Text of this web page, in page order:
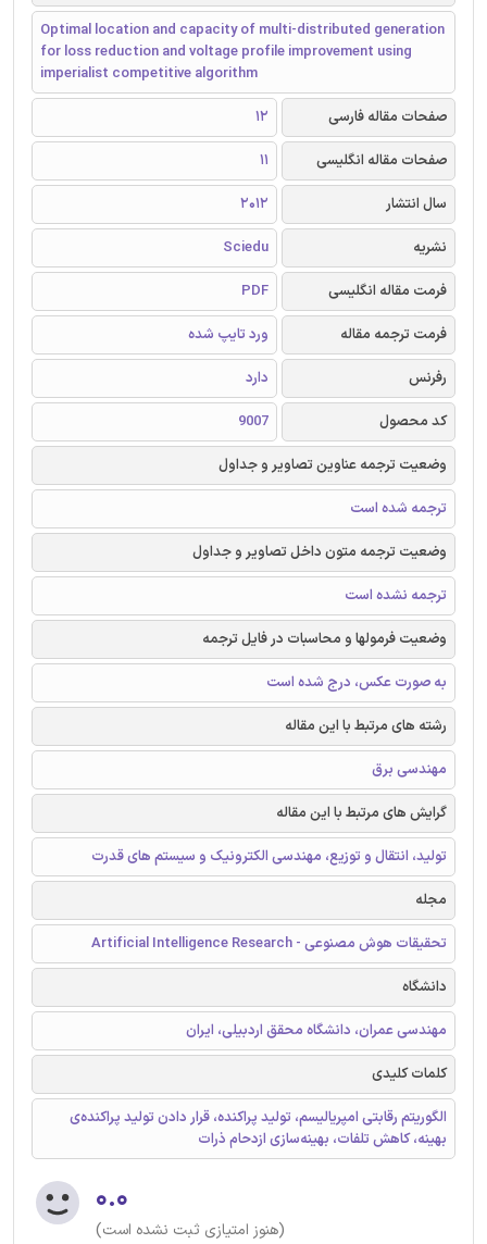
Optimal location and capacity of multi-distributed generation
for loss reduction and voltage profile improvement using
imperialist competitive algorithm
صفحات مقاله فارسی
12
صفحات مقاله انگلیسی
11
سال انتشار
2012
نشریه
Sciedu
فرمت مقاله انگلیسی
PDF
فرمت ترجمه مقاله
ورد تایپ شده
رفرنس
دارد
کد محصول
9007
وضعیت ترجمه عناوین تصاویر و جداول
ترجمه شده است
وضعیت ترجمه متون داخل تصاویر و جداول
ترجمه نشده است
وضعیت فرمولها و محاسبات در فایل ترجمه
به صورت عکس، درج شده است
رشته های مرتبط با این مقاله
مهندسی برق
گرایش های مرتبط با این مقاله
تولید، انتقال و توزیع، مهندسی الکترونیک و سیستم های قدرت
مجله
تحقیقات هوش مصنوعی - Artificial Intelligence Research
دانشگاه
مهندسی عمران، دانشگاه محقق اردبیلی، ایران
کلمات کلیدی
الگوریتم رقابتی امپریالیسم، تولید پراکنده، قرار دادن تولید پراکنده‌ی
بهینه، کاهش تلفات، بهینه‌سازی ازدحام ذرات
۰.۰
(هنوز امتیازی ثبت نشده است)